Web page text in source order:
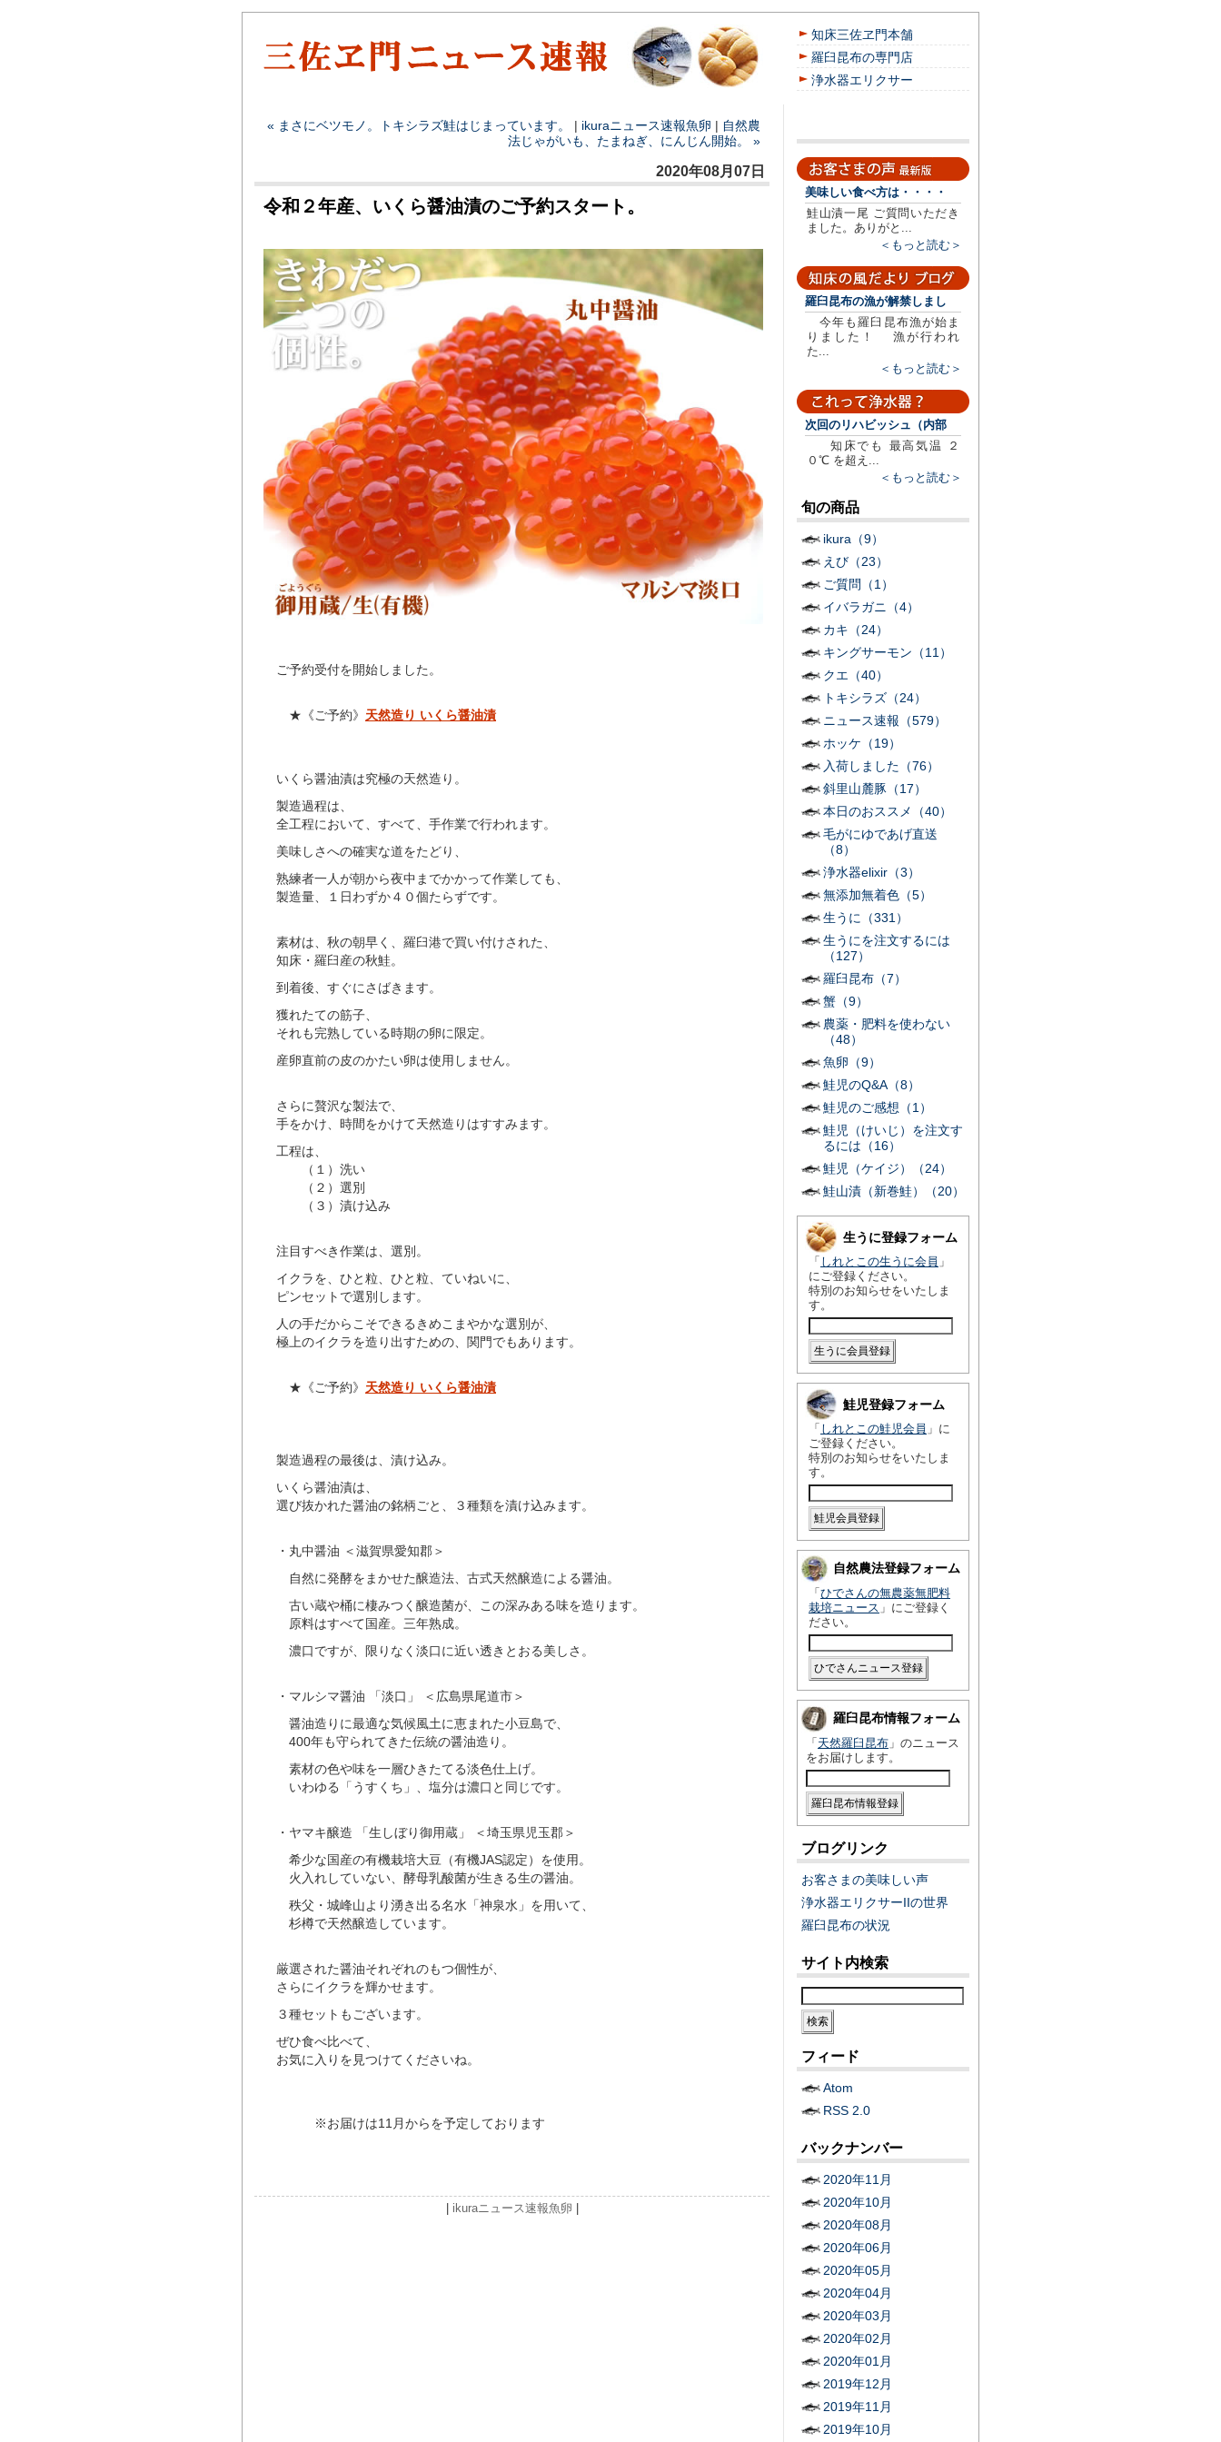
知床三佐ヱ門本舗
羅臼昆布の専門店
浄水器エリクサー
« まさにベツモノ。トキシラズ鮭はじまっています。 | ikuraニュース速報魚卵 | 自然農
法じゃがいも、たまねぎ、にんじん開始。 »
2020年08月07日
令和２年産、いくら醤油漬のご予約スタート。
ご予約受付を開始しました。
★《ご予約》 天然造り いくら醤油漬
いくら醤油漬は究極の天然造り。
製造過程は、
全工程において、すべて、手作業で行われます。
美味しさへの確実な道をたどり、
熟練者一人が朝から夜中までかかって作業しても、
製造量、１日わずか４０個たらずです。
素材は、秋の朝早く、羅臼港で買い付けされた、
知床・羅臼産の秋鮭。
到着後、すぐにさばきます。
獲れたての筋子、
それも完熟している時期の卵に限定。
産卵直前の皮のかたい卵は使用しません。
さらに贅沢な製法で、
手をかけ、時間をかけて天然造りはすすみます。
工程は、
（１）洗い
（２）選別
（３）漬け込み
注目すべき作業は、選別。
イクラを、ひと粒、ひと粒、ていねいに、
ピンセットで選別します。
人の手だからこそできるきめこまやかな選別が、
極上のイクラを造り出すための、関門でもあります。
★《ご予約》 天然造り いくら醤油漬
製造過程の最後は、漬け込み。
いくら醤油漬は、
選び抜かれた醤油の銘柄ごと、３種類を漬け込みます。
・丸中醤油 ＜滋賀県愛知郡＞
自然に発酵をまかせた醸造法、古式天然醸造による醤油。
古い蔵や桶に棲みつく醸造菌が、この深みある味を造ります。
原料はすべて国産。三年熟成。
濃口ですが、限りなく淡口に近い透きとおる美しさ。
・マルシマ醤油 「淡口」 ＜広島県尾道市＞
醤油造りに最適な気候風土に恵まれた小豆島で、
400年も守られてきた伝統の醤油造り。
素材の色や味を一層ひきたてる淡色仕上げ。
いわゆる「うすくち」、塩分は濃口と同じです。
・ヤマキ醸造 「生しぼり御用蔵」 ＜埼玉県児玉郡＞
希少な国産の有機栽培大豆（有機JAS認定）を使用。
火入れしていない、酵母乳酸菌が生きる生の醤油。
秩父・城峰山より湧き出る名水「神泉水」を用いて、
杉樽で天然醸造しています。
厳選された醤油それぞれのもつ個性が、
さらにイクラを輝かせます。
３種セットもございます。
ぜひ食べ比べて、
お気に入りを見つけてくださいね。
※お届けは11月からを予定しております
| ikuraニュース速報魚卵 |
美味しい食べ方は・・・・
鮭山漬一尾 ご質問いただき
ました。ありがと...
＜もっと読む＞
羅臼昆布の漁が解禁しまし
今年も羅臼昆布漁が始ま
りました！ 漁が行われ
た...
＜もっと読む＞
次回のリハビッシュ（内部
知床でも 最高気温 ２
０℃ を超え...
＜もっと読む＞
旬の商品
ikura（9）
えび（23）
ご質問（1）
イバラガニ（4）
カキ（24）
キングサーモン（11）
クエ（40）
トキシラズ（24）
ニュース速報（579）
ホッケ（19）
入荷しました（76）
斜里山麓豚（17）
本日のおススメ（40）
毛がにゆであげ直送
（8）
浄水器elixir（3）
無添加無着色（5）
生うに（331）
生うにを注文するには
（127）
羅臼昆布（7）
蟹（9）
農薬・肥料を使わない
（48）
魚卵（9）
鮭児のQ&A（8）
鮭児のご感想（1）
鮭児（けいじ）を注文す
るには（16）
鮭児（ケイジ）（24）
鮭山漬（新巻鮭）（20）
生うに登録フォーム
「 しれとこの生うに会員 」
にご登録ください。
特別のお知らせをいたしま
す。
鮭児登録フォーム
「 しれとこの鮭児会員 」に
ご登録ください。
特別のお知らせをいたしま
す。
自然農法登録フォーム
「 ひでさんの無農薬無肥料
栽培ニュース 」にご登録く
ださい。
羅臼昆布情報フォーム
「 天然羅臼昆布 」のニュース
をお届けします。
ブログリンク
お客さまの美味しい声
浄水器エリクサーIIの世界
羅臼昆布の状況
サイト内検索
フィード
Atom
RSS 2.0
バックナンバー
2020年11月
2020年10月
2020年08月
2020年06月
2020年05月
2020年04月
2020年03月
2020年02月
2020年01月
2019年12月
2019年11月
2019年10月